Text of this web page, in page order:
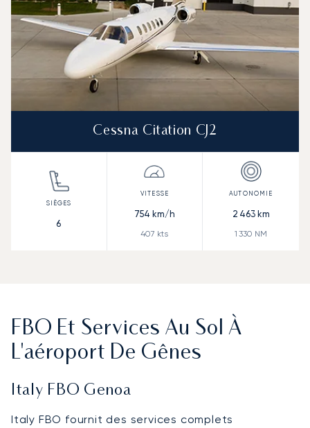
Cessna Citation CJ2
6
754 km/h
407 kts
2 463km
1 330 NM
FBO Et Services Au Sol À
L'aéroport De Gênes
Italy FBO Genoa
Italy FBO fournit des services complets